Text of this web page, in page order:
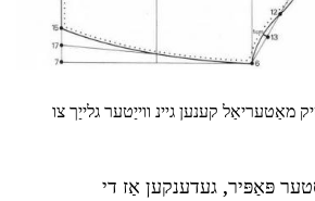
מאַטעריאַל קענען גיינ ווייַטער גלייַך צו
פּאַפּיר, געדענקען אַז די